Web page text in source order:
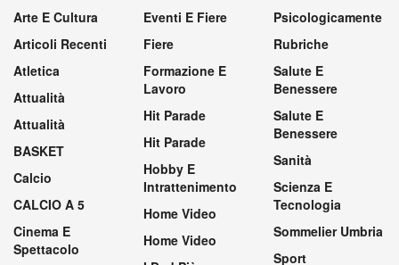
Arte E Cultura
Articoli Recenti
Atletica
Attualità
Attualità
BASKET
Calcio
CALCIO A 5
Cinema E
Spettacolo
Eventi E Fiere
Fiere
Formazione E
Lavoro
Hit Parade
Hit Parade
Hobby E
Intrattenimento
Home Video
Home Video
Psicologicamente
Rubriche
Salute E
Benessere
Salute E
Benessere
Sanità
Scienza E
Tecnologia
Sommelier Umbria
Sport